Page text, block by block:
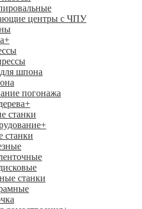
центры с ЧПУ
+
шпона
погонажа
+
станки
+
станки
станки